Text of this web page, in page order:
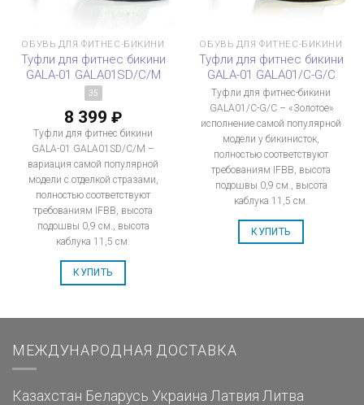
ОБУВЬ ДЛЯ ФИТНЕС-БИКИНИ
Туфли для фитнес бикини
GALA-01 GALA01SD/C/M
35
8 399 ₽
Туфли для фитнес бикини
GALA-01 GALA01SD/C/M –
вариация самой популярной
модели с отделкой стразами,
полностью соответствуют
требованиям IFBB, высота
подошвы 0,9 см., высота
каблука 11,5 см.
КУПИТЬ
ОБУВЬ ДЛЯ ФИТНЕС-БИКИНИ
Туфли для фитнес бикини
GALA-01 GALA01/C-G/C
Туфли для фитнес-бикини
GALA01/C-G/C – «Золотое»
исполнение самой популярной
модели у бикинисток,
полностью соответствуют
требованиям IFBB, высота
подошвы 0,9 см., высота
каблука 11,5 см.
КУПИТЬ
МЕЖДУНАРОДНАЯ ДОСТАВКА
Казахстан Беларусь Украина Латвия Литва